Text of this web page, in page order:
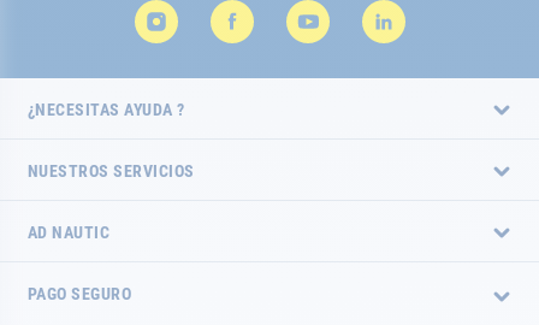
¿NECESITAS AYUDA ?
NUESTROS SERVICIOS
AD NAUTIC
PAGO SEGURO